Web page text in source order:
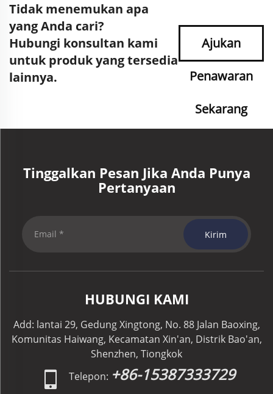
Tidak menemukan apa
yang Anda cari?
Hubungi konsultan kami
untuk produk yang tersedia
lainnya.
Ajukan
Penawaran
Sekarang
Tinggalkan Pesan Jika Anda Punya
Pertanyaan
Kirim
HUBUNGI KAMI
Add: lantai 29, Gedung Xingtong, No. 88 Jalan Baoxing,
Komunitas Haiwang, Kecamatan Xin'an, Distrik Bao'an,
Shenzhen, Tiongkok
Telepon: +86-15387333729